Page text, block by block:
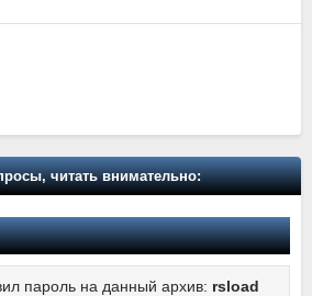
читать внимательно:
пароль на данный архив: rsload